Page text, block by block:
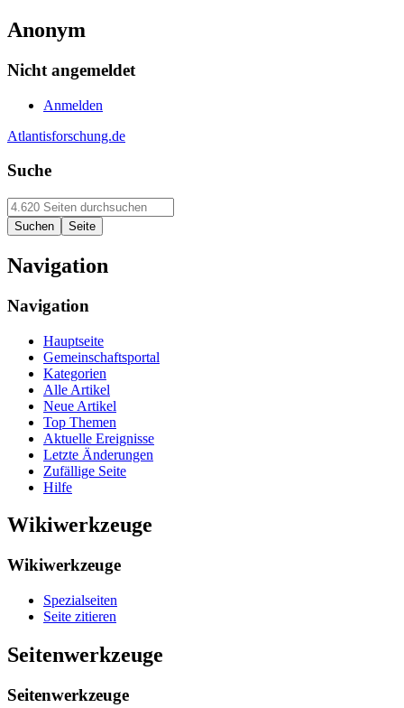
Anonym
Nicht angemeldet
Anmelden
Atlantisforschung.de
Suche
Navigation
Navigation
Hauptseite
Gemeinschaftsportal
Kategorien
Alle Artikel
Neue Artikel
Top Themen
Aktuelle Ereignisse
Letzte Änderungen
Zufällige Seite
Hilfe
Wikiwerkzeuge
Wikiwerkzeuge
Spezialseiten
Seite zitieren
Seitenwerkzeuge
Seitenwerkzeuge